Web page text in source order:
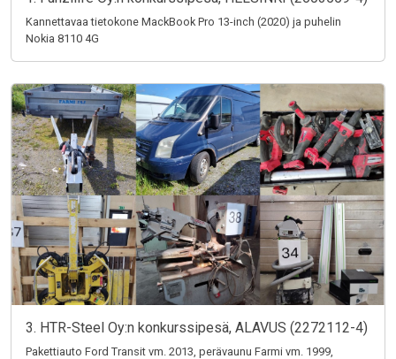
Kannettavaa tietokone MackBook Pro 13-inch (2020) ja puhelin
Nokia 8110 4G
3. HTR-Steel Oy:n konkurssipesä, ALAVUS (2272112-4)
Pakettiauto Ford Transit vm. 2013, perävaunu Farmi vm. 1999,